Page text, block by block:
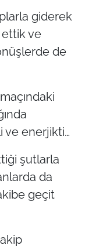
giderek
ettik ve
de
ve enerjikti…
şutlarla
da
geçit